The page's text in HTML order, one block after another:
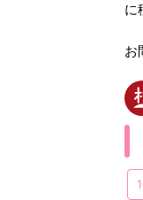
に
お